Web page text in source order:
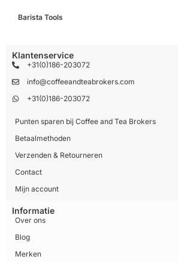
Barista Tools
Klantenservice
+31(0)186-203072
info@coffeeandteabrokers.com
+31(0)186-203072
Punten sparen bij Coffee and Tea Brokers
Betaalmethoden
Verzenden & Retourneren
Contact
Mijn account
Informatie
Over ons
Blog
Merken